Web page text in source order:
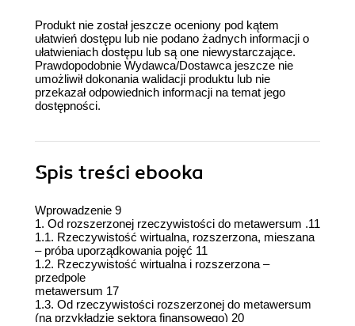
Produkt nie został jeszcze oceniony pod kątem
ułatwień dostępu lub nie podano żadnych informacji o
ułatwieniach dostępu lub są one niewystarczające.
Prawdopodobnie Wydawca/Dostawca jeszcze nie
umożliwił dokonania walidacji produktu lub nie
przekazał odpowiednich informacji na temat jego
dostępności.
Spis treści ebooka
Wprowadzenie 9
1. Od rozszerzonej rzeczywistości do metawersum .11
1.1. Rzeczywistość wirtualna, rozszerzona, mieszana
– próba uporządkowania pojęć 11
1.2. Rzeczywistość wirtualna i rozszerzona –
przedpole
metawersum 17
1.3. Od rzeczywistości rozszerzonej do metawersum
(na przykładzie sektora finansowego) 20